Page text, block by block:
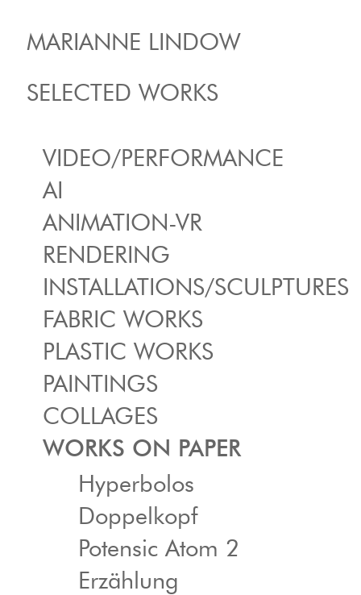
MARIANNE LINDOW
SELECTED WORKS
VIDEO/PERFORMANCE
AI
ANIMATION-VR
RENDERING
INSTALLATIONS/SCULPTURES
FABRIC WORKS
PLASTIC WORKS
PAINTINGS
COLLAGES
WORKS ON PAPER
Hyperbolos
Doppelkopf
Potensic Atom 2
Erzählung